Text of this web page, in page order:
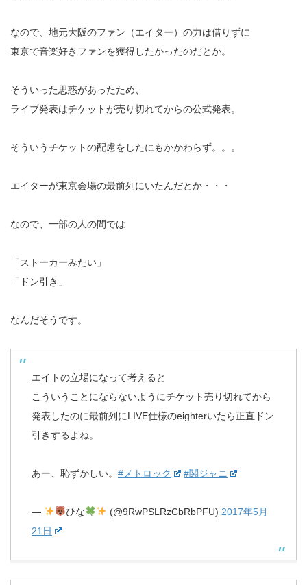
なので、地元大阪のファン（エイター）の力は借りずに
東京で音楽好きファンを獲得したかったのだとか。
そういった思惑があったため、
ライブ発表はチケットが売り切れてからの公式発表。
そういうチケットの配慮をしたにもかかわらず。。。
エイターが東京会場の最前列にいたんだとか・・・
なので、一部の人の間では
「ストーカーみたい」
「ドン引き」
なんだそうです。
エイトの立場になって考えると
こういうことにならないようにチケット売り切れてから
発表したのに最前列にLIVE仕様のeighterいたら正直ドン
引きするよね。
あー、恥ずかしい。 #メトロック #関ジャニ
— ひな (@9RwPSLRzCbRbPFU) 2017年5月
21日